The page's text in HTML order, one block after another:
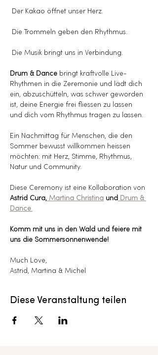
Der Kakao öffnet unser Herz.
Die Trommeln geben den Rhythmus.
Die Musik bringt uns in Verbindung.
Drum & Dance bringt kraftvolle Live-
Rhythmen in die Zeremonie und lädt dich
ein, abzuschütteln, was schwer geworden
ist, deine Energie frei fliessen zu lassen
und dich vom Rhythmus tragen zu lassen.
Ein Nachmittag für Menschen, die den
Sommer bewusst willkommen heissen
möchten: mit Herz, Stimme, Rhythmus,
Natur und Community.
Diese Ceremony ist eine Kollaboration von
Astrid Cura, Martina Christina und Drum &
Dance.
Komm mit uns in den Wald und feiere mit
uns die Sommersonnenwende!
Much Love,
Astrid, Martina & Michel
Diese Veranstaltung teilen